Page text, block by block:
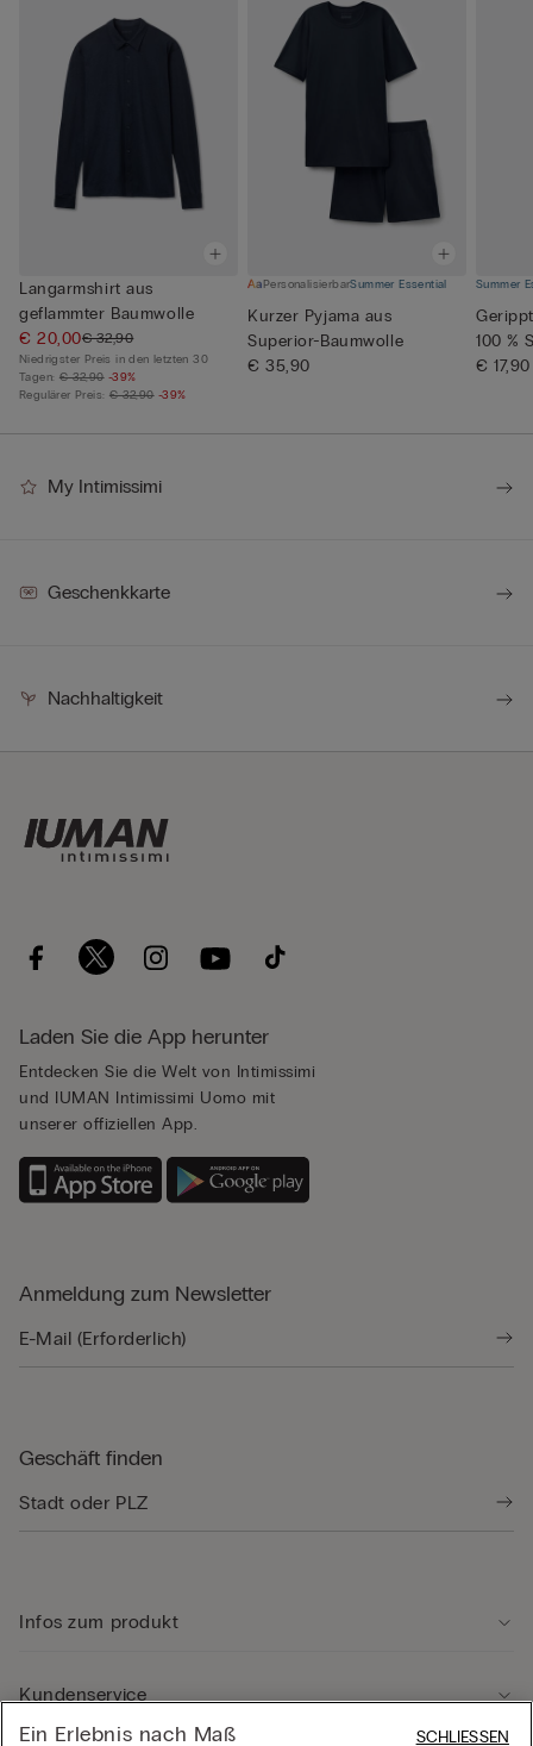
Langarmshirt aus
geflammter Baumwolle
€ 20,00€ 32,90
Niedrigster Preis in den letzten 30
Tagen: € 32,90 -39%
Regulärer Preis: € 32,90 -39%
PersonalisierbarSummer Essential
Kurzer Pyjama aus
Superior-Baumwolle
€ 35,90
Summer
100 %
€ 17,90
My Intimissimi
Geschenkkarte
Nachhaltigkeit
Laden Sie die App herunter
Entdecken Sie die Welt von Intimissimi
und IUMAN Intimissimi Uomo mit
unserer offiziellen App.
Anmeldung zum Newsletter
Geschäft finden
Infos zum produkt
Kundenservice
Ein Erlebnis nach Maß SCHLIESSEN